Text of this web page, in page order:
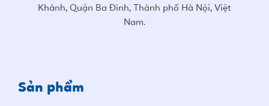
Khánh, Quận Ba Đình, Thành phố Hà Nội, Việt
Nam.
Sản phẩm